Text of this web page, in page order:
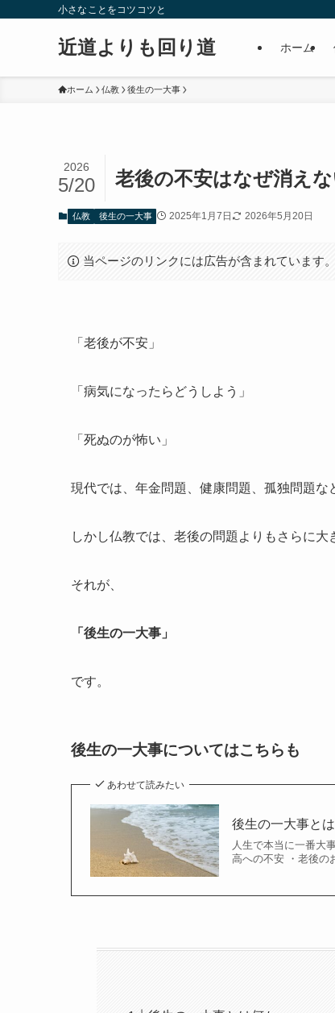
小さなことをコツコツと
近道よりも回り道 ホーム
ホーム 仏教 後生の一大事
老後の不安はなぜ消え
2026
5/20
仏教 後生の一大事 2025年1月7日 2026年5月20日
当ページのリンクには広告が含まれています。
「老後が不安」
「病気になったらどうしよう」
「死ぬのが怖い」
現代では、年金問題、健康問題、孤独問題な
しかし仏教では、老後の問題よりもさらに大
それが、
「後生の一大事」
です。
後生の一大事についてはこちらも
あわせて読みたい
後生の一大事と
人生で本当に一番大
高への不安 ・老後の